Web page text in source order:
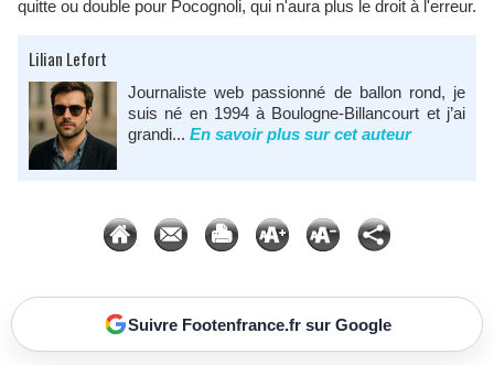
quitte ou double pour Pocognoli, qui n'aura plus le droit à l'erreur.
Lilian Lefort
Journaliste web passionné de ballon rond, je
suis né en 1994 à Boulogne-Billancourt et j’ai
grandi... En savoir plus sur cet auteur
Suivre Footenfrance.fr sur Google